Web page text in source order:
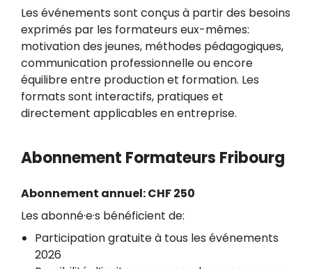
Les événements sont conçus à partir des besoins
exprimés par les formateurs eux-mêmes:
motivation des jeunes, méthodes pédagogiques,
communication professionnelle ou encore
équilibre entre production et formation. Les
formats sont interactifs, pratiques et
directement applicables en entreprise.
Abonnement Formateurs Fribourg
Abonnement annuel: CHF 250
Les abonné·e·s bénéficient de:
Participation gratuite à tous les événements
2026